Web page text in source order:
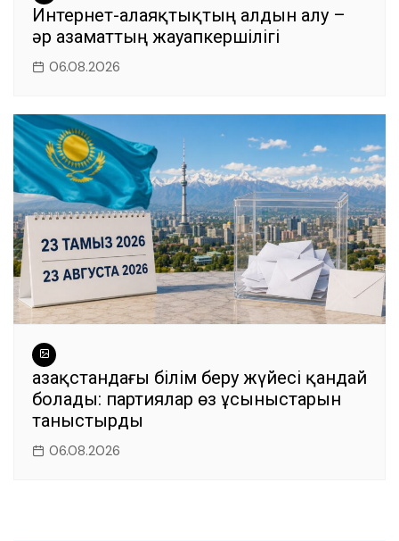
Интернет-алаяқтықтың алдын алу –
әр азаматтың жауапкершілігі
06.08.2026
Қазақстандағы білім беру жүйесі қандай
болады: партиялар өз ұсыныстарын
таныстырды
06.08.2026